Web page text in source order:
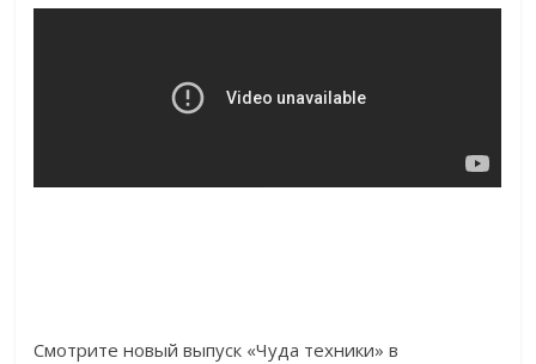
Смотрите новый выпуск «Чуда техники» в